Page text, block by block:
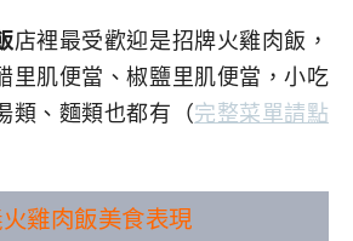
店裡最受歡迎是招牌火雞肉飯，
里肌便當、椒鹽里肌便當，小吃
類、麵類也都有（完整菜單請點
雞肉飯美食表現